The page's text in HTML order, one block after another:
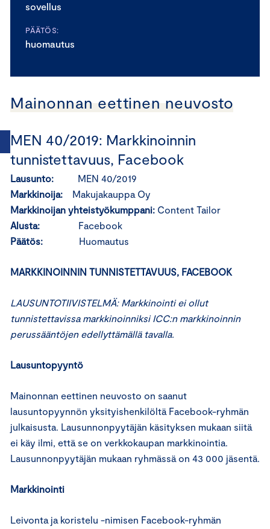
sovellus
PÄÄTÖS:
huomautus
Mainonnan eettinen neuvosto
MEN 40/2019: Markkinoinnin
tunnistettavuus, Facebook
Lausunto: MEN 40/2019
Markkinoija: Makujakauppa Oy
Markkinoijan yhteistyökumppani: Content Tailor
Alusta: Facebook
Päätös: Huomautus
MARKKINOINNIN TUNNISTETTAVUUS, FACEBOOK
LAUSUNTOTIIVISTELMÄ: Markkinointi ei ollut
tunnistettavissa markkinoinniksi ICC:n markkinoinnin
perussääntöjen edellyttämällä tavalla.
Lausuntopyyntö
Mainonnan eettinen neuvosto on saanut
lausuntopyynnön yksityishenkilöltä Facebook-ryhmän
julkaisusta. Lausunnonpyytäjän käsityksen mukaan siitä
ei käy ilmi, että se on verkkokaupan markkinointia.
Lausunnonpyytäjän mukaan ryhmässä on 43 000 jäsentä.
Markkinointi
Leivonta ja koristelu -nimisen Facebook-ryhmän